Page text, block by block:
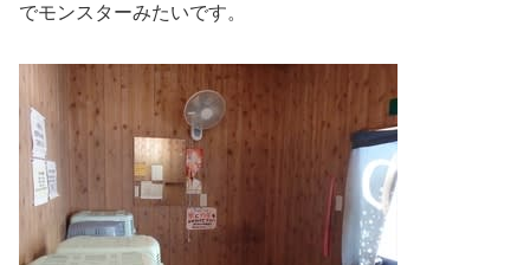
でモンスターみたいです。